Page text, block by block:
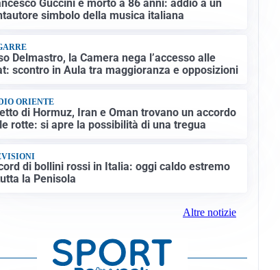
Guccini è morto a 86 anni: addio a un
simbolo della musica italiana
Delmastro, la Camera nega l’accesso alle
scontro in Aula tra maggioranza e opposizioni
ORIENTE
di Hormuz, Iran e Oman trovano un accordo
rotte: si apre la possibilità di una tregua
di bollini rossi in Italia: oggi caldo estremo
la Penisola
Altre notizie